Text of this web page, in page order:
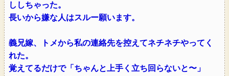
ししちゃった。
長いから嫌な人はスルー願います。
義兄嫁、トメから私の連絡先を控えてネチネチやってく
れた。
覚えてるだけで「ちゃんと上手く立ち回らないと〜」